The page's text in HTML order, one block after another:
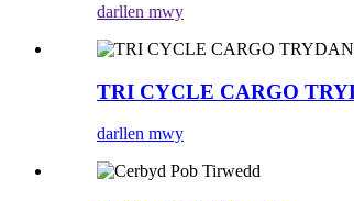
darllen mwy
TRI CYCLE CARGO
darllen mwy